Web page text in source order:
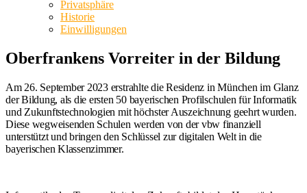
Privatsphäre
Historie
Einwilligungen
Oberfrankens Vorreiter in der Bildung
Am 26. September 2023 erstrahlte die Residenz in München im Glanz
der Bildung, als die ersten 50 bayerischen Profilschulen für Informatik
und Zukunftstechnologien mit höchster Auszeichnung geehrt wurden.
Diese wegweisenden Schulen werden von der vbw finanziell
unterstützt und bringen den Schlüssel zur digitalen Welt in die
bayerischen Klassenzimmer.